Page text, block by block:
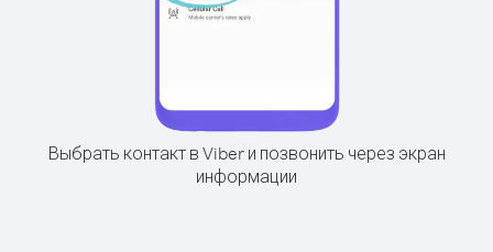
Выбрать контакт в Viber и позвонить через экран
информации